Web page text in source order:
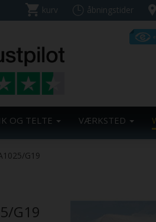
kurv åbningstider
OG TELTE VÆRKSTED
G19
G19